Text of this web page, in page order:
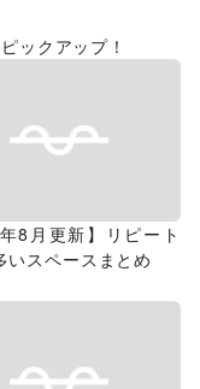
ックアップ！
8月更新】リピート
いスペースまとめ